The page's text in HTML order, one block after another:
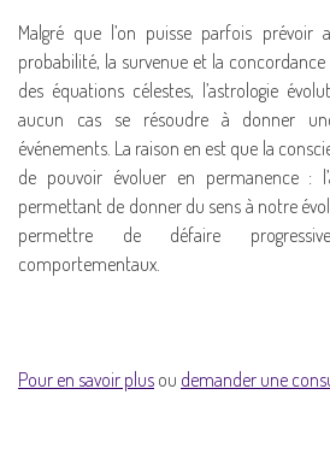
Malgré que l’on puisse parfois prévoir
probabilité, la survenue et la concordance
des équations célestes, l’astrologie
aucun cas se résoudre à donner
événements. La raison en est que la
de pouvoir évoluer en permanence :
permettant de donner du sens à notre
permettre de défaire
comportementaux.
Pour en savoir plus ou demander une